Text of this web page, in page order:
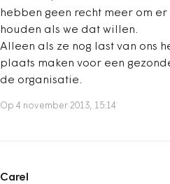
hebben geen recht meer om
houden als we dat willen.
Alleen als ze nog last van ons
plaats maken voor een
de organisatie.
Op 4 november 2013, 15:14
Carel